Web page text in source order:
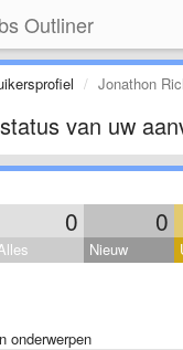
Outliner
Jonathon
van uw
0 0
Nieuw
onderwerpen